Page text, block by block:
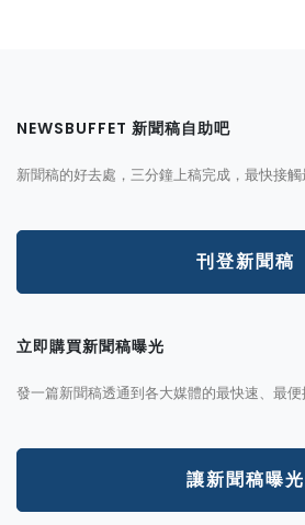
NEWSBUFFET 新聞稿自助吧
新聞稿的好去處，三分鐘上稿完成，最快接觸
刊登新聞稿
立即購買新聞稿曝光
發一篇新聞稿透通到各大媒體的最快速、最便
讓新聞稿曝光